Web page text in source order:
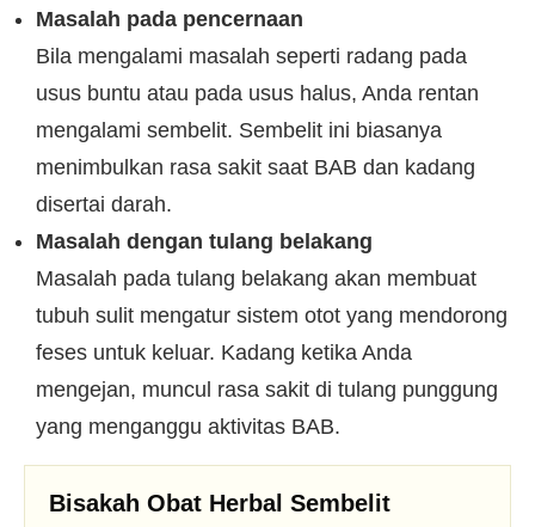
Masalah pada pencernaan
Bila mengalami masalah seperti radang pada
usus buntu atau pada usus halus, Anda rentan
mengalami sembelit. Sembelit ini biasanya
menimbulkan rasa sakit saat BAB dan kadang
disertai darah.
Masalah dengan tulang belakang
Masalah pada tulang belakang akan membuat
tubuh sulit mengatur sistem otot yang mendorong
feses untuk keluar. Kadang ketika Anda
mengejan, muncul rasa sakit di tulang punggung
yang menganggu aktivitas BAB.
Bisakah Obat Herbal Sembelit